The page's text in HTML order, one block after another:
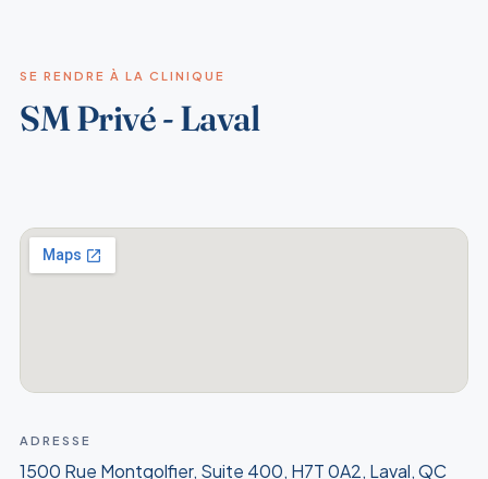
Avancé
RÉSERVER
SE RENDRE À LA CLINIQUE
SM Privé - Laval
ADRESSE
1500 Rue Montgolfier, Suite 400, H7T 0A2, Laval, QC